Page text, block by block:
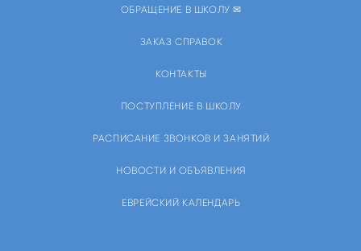
ОБРАЩЕНИЕ В ШКОЛУ ✉
ЗАКАЗ СПРАВОК
КОНТАКТЫ
ПОСТУПЛЕНИЕ В ШКОЛУ
РАСПИСАНИЕ ЗВОНКОВ И ЗАНЯТИЙ
НОВОСТИ И ОБЪЯВЛЕНИЯ
ЕВРЕЙСКИЙ КАЛЕНДАРЬ